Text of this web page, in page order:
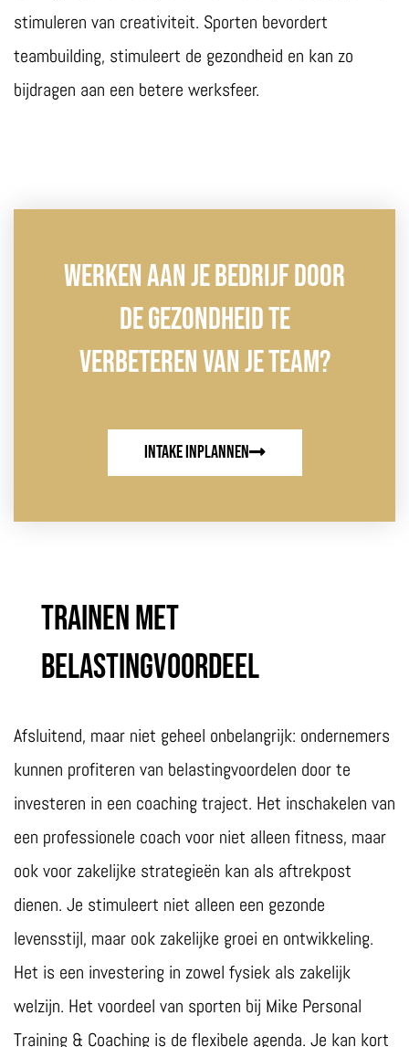
stimuleren van creativiteit. Sporten bevordert
teambuilding, stimuleert de gezondheid en kan zo
bijdragen aan een betere werksfeer.
Werken Aan Je Bedrijf Door
De Gezondheid Te
Verbeteren Van Je Team?
intake inplannen
Trainen met
belastingvoordeel​
Afsluitend, maar niet geheel onbelangrijk: ondernemers
kunnen profiteren van belastingvoordelen door te
investeren in een coaching traject. Het inschakelen van
een professionele coach voor niet alleen fitness, maar
ook voor zakelijke strategieën kan als aftrekpost
dienen. Je stimuleert niet alleen een gezonde
levensstijl, maar ook zakelijke groei en ontwikkeling.
Het is een investering in zowel fysiek als zakelijk
welzijn. Het voordeel van sporten bij Mike Personal
Training & Coaching is de flexibele agenda. Je kan kort